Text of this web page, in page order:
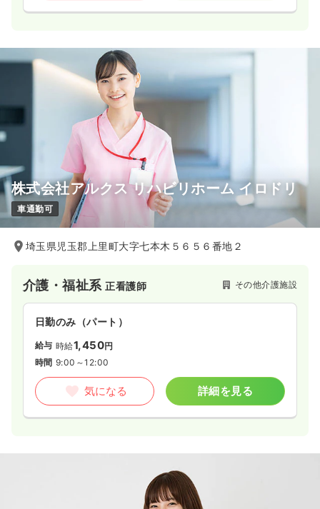
株式会社アルクス リハビリホーム イロドリ
車通勤可
埼玉県児玉郡上里町大字七本木５６５６番地２
介護・福祉系正看護師 その他介護施設
日勤のみ（パート）
給与 時給1,450円
時間 9:00～12:00
気になる 詳細を見る